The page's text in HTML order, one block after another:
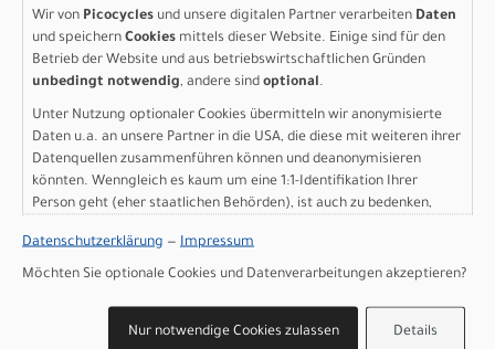
Größe: S
Farbe: carbon black
pro Stück (inkl. MwSt. zzgl.Versandkosten für
Grossartikel)
2.699,00 EUR
IN DEN WARENKORB
Scott Addict Gravel 30 -
carbon black - M
Modelljahr 2026
Wir von Picocycles und unsere digitalen Partner verarbeiten Daten
und speichern Cookies mittels dieser Website. Einige sind für den
Betrieb der Website und aus betriebswirtschaftlichen Gründen
unbedingt notwendig, andere sind optional.
Unter Nutzung optionaler Cookies übermitteln wir anonymisierte
Daten u.a. an unsere Partner in die USA, die diese mit weiteren ihrer
Datenquellen zusammenführen können und deanonymisieren
könnten. Wenngleich es kaum um eine 1:1-Identifikation Ihrer
Person geht (eher staatlichen Behörden), ist auch zu bedenken,
sind wie bei uns in der Europäischen Union.
Datenschutzerklärung — Impressum
Möchten Sie optionale Cookies und Datenverarbeitungen akzeptieren?
Details
Nur notwendige Cookies zulassen